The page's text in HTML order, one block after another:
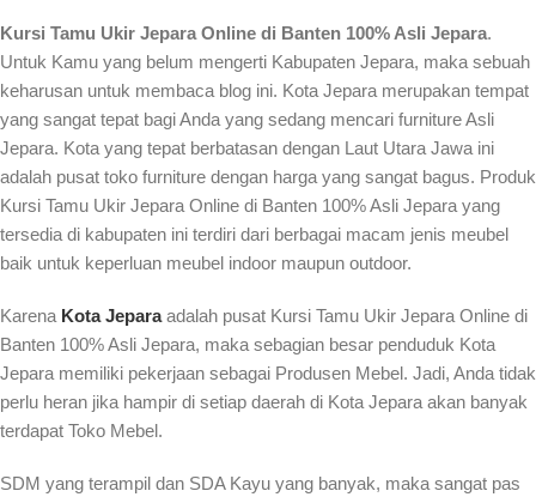
Kursi Tamu Ukir Jepara Online di Banten 100% Asli Jepara.
Untuk Kamu yang belum mengerti Kabupaten Jepara, maka sebuah
keharusan untuk membaca blog ini. Kota Jepara merupakan tempat
yang sangat tepat bagi Anda yang sedang mencari furniture Asli
Jepara. Kota yang tepat berbatasan dengan Laut Utara Jawa ini
adalah pusat toko furniture dengan harga yang sangat bagus. Produk
Kursi Tamu Ukir Jepara Online di Banten 100% Asli Jepara yang
tersedia di kabupaten ini terdiri dari berbagai macam jenis meubel
baik untuk keperluan meubel indoor maupun outdoor.
Karena Kota Jeparaadalah pusat Kursi Tamu Ukir Jepara Online di
Banten 100% Asli Jepara, maka sebagian besar penduduk Kota
Jepara memiliki pekerjaan sebagai Produsen Mebel. Jadi, Anda tidak
perlu heran jika hampir di setiap daerah di Kota Jepara akan banyak
terdapat Toko Mebel.
SDM yang terampil dan SDA Kayu yang banyak, maka sangat pas